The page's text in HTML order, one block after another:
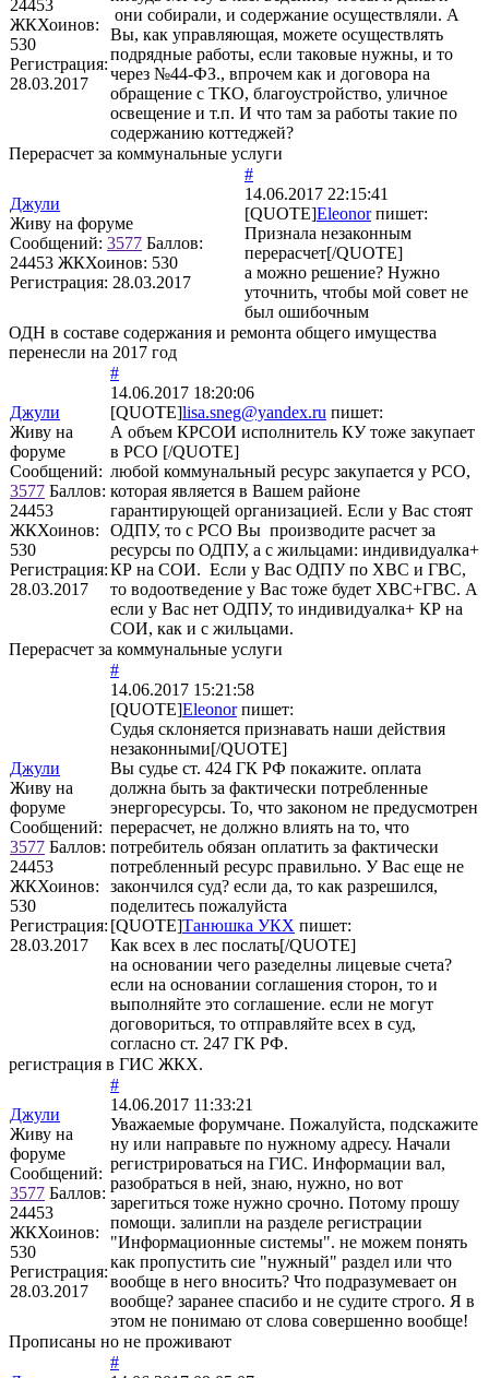
24453
ЖКХоинов:
530
Регистрация:
28.03.2017
они собирали, и содержание осуществляли. А
Вы, как управляющая, можете осуществлять
подрядные работы, если таковые нужны, и то
через №44-ФЗ., впрочем как и договора на
обращение с ТКО, благоустройство, уличное
освещение и т.п. И что там за работы такие по
содержанию коттеджей?
Перерасчет за коммунальные услуги
Джули
Живу на форуме
Сообщений: 3577 Баллов:
24453 ЖКХоинов: 530
Регистрация: 28.03.2017
#
14.06.2017 22:15:41
[QUOTE]Eleonorпишет:
Признала незаконным
перерасчет[/QUOTE]
а можно решение? Нужно
уточнить, чтобы мой совет не
был ошибочным
ОДН в составе содержания и ремонта общего имущества
перенесли на 2017 год
Джули
Живу на
форуме
Сообщений:
3577 Баллов:
24453
ЖКХоинов:
530
Регистрация:
28.03.2017
#
14.06.2017 18:20:06
[QUOTE]lisa.sneg@yandex.ru пишет:
А объем КРСОИ исполнитель КУ тоже закупает
в РСО [/QUOTE]
любой коммунальный ресурс закупается у РСО,
которая является в Вашем районе
гарантирующей организацией. Если у Вас стоят
ОДПУ, то с РСО Вы производите расчет за
ресурсы по ОДПУ, а с жильцами: индивидуалка+
КР на СОИ. Если у Вас ОДПУ по ХВС и ГВС,
то водоотведение у Вас тоже будет ХВС+ГВС. А
если у Вас нет ОДПУ, то индивидуалка+ КР на
СОИ, как и с жильцами.
Перерасчет за коммунальные услуги
Джули
Живу на
форуме
Сообщений:
3577 Баллов:
24453
ЖКХоинов:
530
Регистрация:
28.03.2017
#
14.06.2017 15:21:58
[QUOTE]Eleonorпишет:
Судья склоняется признавать наши действия
незаконными[/QUOTE]
Вы судье ст. 424 ГК РФ покажите. оплата
должна быть за фактически потребленные
энергоресурсы. То, что законом не предусмотрен
перерасчет, не должно влиять на то, что
потребитель обязан оплатить за фактически
потребленный ресурс правильно. У Вас еще не
закончился суд? если да, то как разрешился,
поделитесь пожалуйста
[QUOTE]Танюшка УКХ пишет:
Как всех в лес послать[/QUOTE]
на основании чего разеделны лицевые счета?
если на основании соглашения сторон, то и
выполняйте это соглашение. если не могут
договориться, то отправляйте всех в суд,
согласно ст. 247 ГК РФ.
регистрация в ГИС ЖКХ.
Джули
Живу на
форуме
Сообщений:
3577 Баллов:
24453
ЖКХоинов:
530
Регистрация:
28.03.2017
#
14.06.2017 11:33:21
Уважаемые форумчане. Пожалуйста, подскажите
ну или направьте по нужному адресу. Начали
регистрироваться на ГИС. Информации вал,
разобраться в ней, знаю, нужно, но вот
зарегиться тоже нужно срочно. Потому прошу
помощи. залипли на разделе регистрации
"Информационные системы". не можем понять
как пропустить сие "нужный" раздел или что
вообще в него вносить? Что подразумевает он
вообще? заранее спасибо и не судите строго. Я в
этом не понимаю от слова совершенно вообще!
Прописаны но не проживают
#